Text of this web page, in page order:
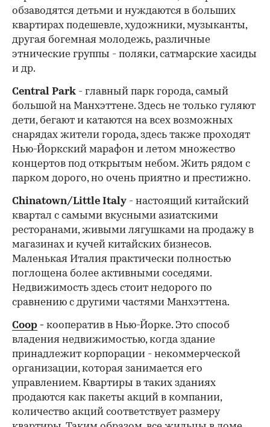
обзаводятся детьми и нуждаются в больших
квартирах подешевле, художники, музыканты,
другая богемная молодежь, различные
этнические группы - поляки, сатмарские хасиды
и др.
Central Park - главный парк города, самый
большой на Манхэттене. Здесь не только гуляют
дети, бегают и катаются на всех возможных
снарядах жители города, здесь также проходят
Нью-Йоркский марафон и летом множество
концертов под открытым небом. Жить рядом с
парком дорого, но очень приятно и престижно.
Chinatown/Little Italy - настоящий китайский
квартал с самыми вкусными азиатскими
ресторанами, живыми лягушками на продажу в
магазинах и кучей китайских бизнесов.
Маленькая Италия практически полностью
поглощена более активными соседями.
Недвижимость здесь стоит недорого по
сравнению с другими частями Манхэттена.
Coop - кооператив в Нью-Йорке. Это способ
владения недвижимостью, когда здание
принадлежит корпорации - некоммерческой
организации, которая занимается его
управлением. Квартиры в таких зданиях
продаются как пакеты акций в компании,
количество акций соответствует размеру